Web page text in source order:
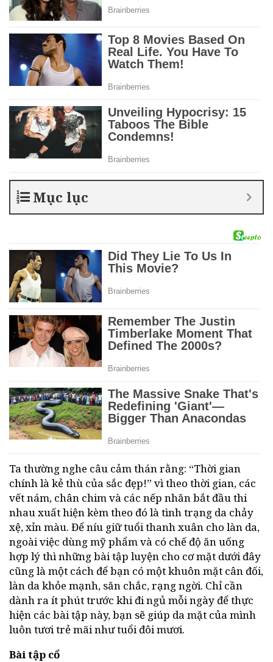
Mục lục
Ta thường nghe câu cảm thán rằng: “Thời gian
chính là kẻ thù của sắc đẹp!” vì theo thời gian, các
vết nám, chân chim và các nếp nhăn bắt đầu thi
nhau xuất hiện kèm theo đó là tình trạng da chảy
xệ, xỉn màu. Để níu giữ tuổi thanh xuân cho làn da,
ngoài việc dùng mỹ phẩm và có chế độ ăn uống
hợp lý thì những bài tập luyện cho cơ mặt dưới đây
cũng là một cách để bạn có một khuôn mặt cân đối,
làn da khỏe mạnh, săn chắc, rạng ngời. Chỉ cần
dành ra ít phút trước khi đi ngủ mỗi ngày để thực
hiện các bài tập này, bạn sẽ giúp da mặt của mình
luôn tươi trẻ mãi như tuổi đôi mươi.
Bài tập cổ